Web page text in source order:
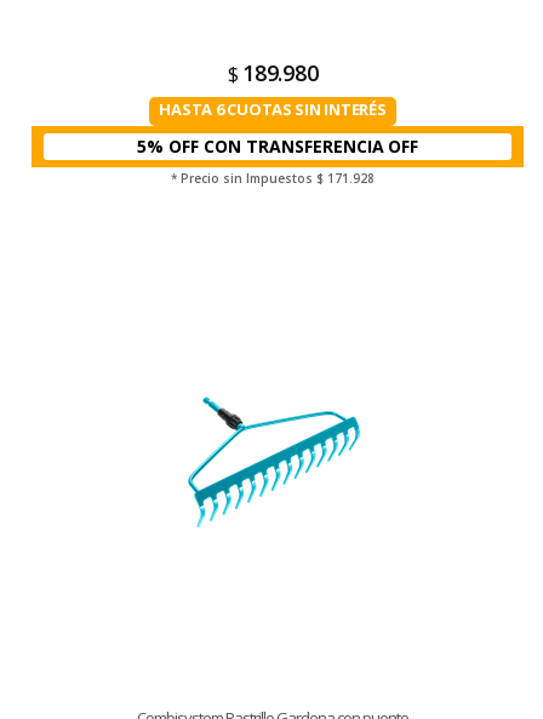
$ 189.980
HASTA 6 CUOTAS SIN INTERÉS
5% OFF CON TRANSFERENCIA
* Precio sin Impuestos $ 171.928